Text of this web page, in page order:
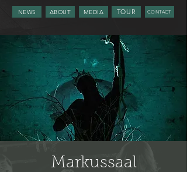
NEWS ABOUT CONTACT
TOUR
MEDIA
Markussaal